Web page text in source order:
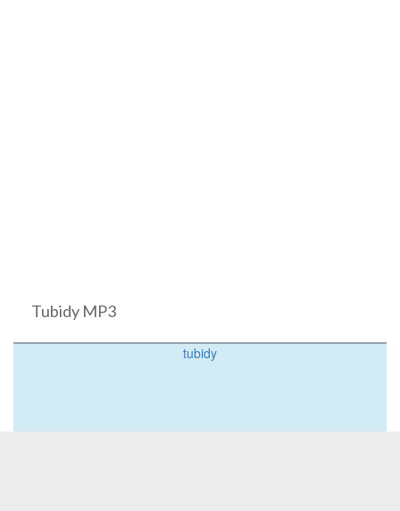
Tubidy MP3
tubidy